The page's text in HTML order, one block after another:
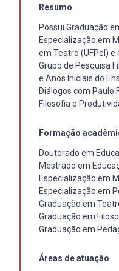
Resumo
Possui Graduação
Especialização em
em Teatro (UFPel) e
Grupo de Pesquisa
e Anos Iniciais do
Diálogos com Paulo
Filosofia e
Formação
Doutorado em
Mestrado em
Especialização em
Especialização em
Graduação em
Graduação em
Graduação em
Áreas de atuação